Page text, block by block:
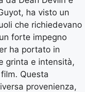
ha visto un
che richiedevano
forte impegno
ha portato in
grinta e intensità,
Questa
provenienza,